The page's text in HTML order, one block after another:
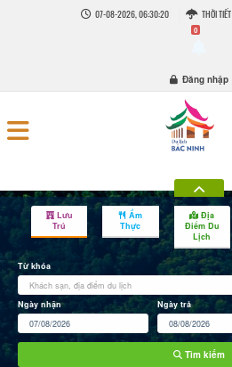
07-08-2026, 06:30:21 THỜI TIẾT
0
Đăng nhập
Lưu
Trú
Ẩm
Thực
Địa
Điểm Du
Lịch
Từ khóa
Ngày nhận Ngày trả
Tìm kiếm